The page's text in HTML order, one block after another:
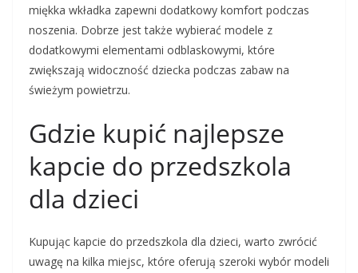
miękka wkładka zapewni dodatkowy komfort podczas
noszenia. Dobrze jest także wybierać modele z
dodatkowymi elementami odblaskowymi, które
zwiększają widoczność dziecka podczas zabaw na
świeżym powietrzu.
Gdzie kupić najlepsze
kapcie do przedszkola
dla dzieci
Kupując kapcie do przedszkola dla dzieci, warto zwrócić
uwagę na kilka miejsc, które oferują szeroki wybór modeli